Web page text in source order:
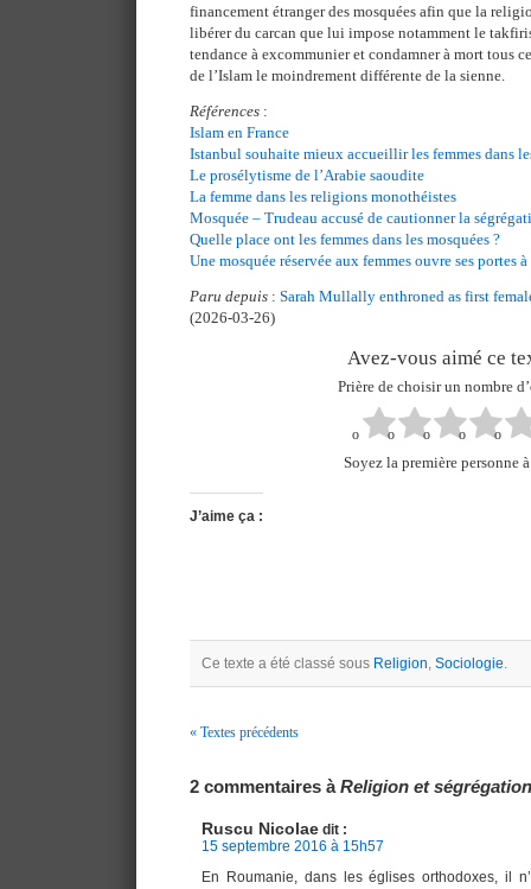
financement étranger des mosquées afin que la
libérer du carcan que lui impose notamment le
tendance à excommunier et condamner à mort tous
de l’Islam le moindrement différente de la sienne.
Références :
Islam en France
Istanbul souhaite mieux accueillir les femmes dans
Le prosélytisme de l’Arabie saoudite
La femme dans les religions monothéistes
Mosquée – Trudeau accusé de cautionner la
Quelle place ont les femmes dans les mosquées ?
Une mosquée réservée aux femmes ouvre ses portes
Paru depuis : Sarah Mullally enthroned as first
(2026-03-26)
Avez-vous aimé ce
Prière de choisir un nombre
Soyez la première personne
J’aime ça :
Ce texte a été classé sous Religion, Sociologie.
« Textes précédents
2 commentaires àReligion et
Ruscu Nicolae dit :
15 septembre 2016 à 15h57
En Roumanie, dans les églises orthodoxes, il